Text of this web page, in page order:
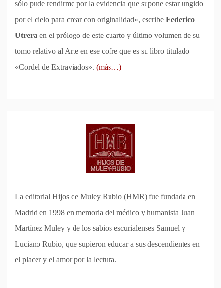
sólo pude rendirme por la evidencia que supone estar ungido
por el cielo para crear con originalidad», escribe Federico
Utrera en el prólogo de este cuarto y último volumen de su
tomo relativo al Arte en ese cofre que es su libro titulado
«Cordel de Extraviados». (más…)
La editorial Hijos de Muley Rubio (HMR) fue fundada en
Madrid en 1998 en memoria del médico y humanista Juan
Martínez Muley y de los sabios escurialenses Samuel y
Luciano Rubio, que supieron educar a sus descendientes en
el placer y el amor por la lectura.